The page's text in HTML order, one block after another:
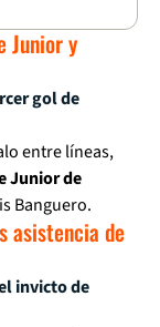
Junior y
gol de
entre líneas,
Junior de
Banguero.
asistencia de
invicto de